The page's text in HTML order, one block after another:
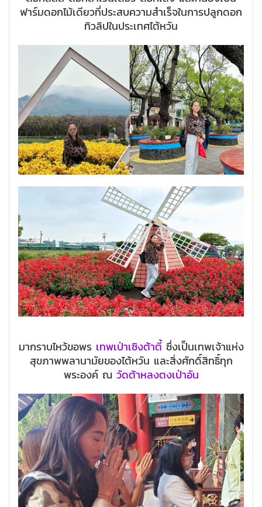
ฟาร์มดอกไม้เดียวที่ประสบความสำเร็จในการปลูกดอก
ทิวลิปในประเทศไต้หวัน
มากราบไหว้ขอพร เทพเป่าเซิงต้าตี้ ซึ่งเป็นเทพเจ้าแห่ง
สุขภาพพลานามัยของไต้หวัน และสิ่งศักดิ์สิทธิ์ทุก
พระองค์ ณ วัดต้าหลงตงเป่าอัน